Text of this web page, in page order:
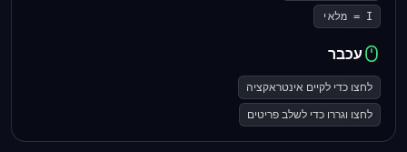
I = מלאי
עכבר
לחצו כדי לקיים אינטראקציה
לחצו וגררו כדי לשלב פריטים